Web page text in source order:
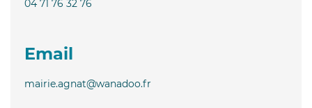
04 71 76 32 76
Email
mairie.agnat@wanadoo.fr